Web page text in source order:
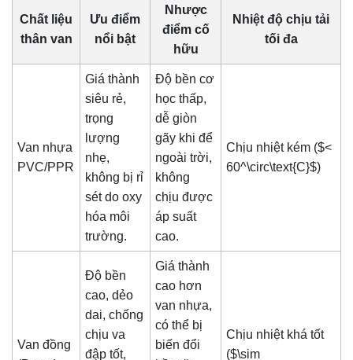
Chất liệu
thân van
Ưu điểm
nổi bật
Nhược
điểm cố
hữu
Nhiệt độ chịu tải
tối đa
Van nhựa
PVC/PPR
Giá thành
siêu rẻ,
trọng
lượng
nhẹ,
không bị rỉ
sét do oxy
hóa môi
trường.
Độ bền cơ
học thấp,
dễ giòn
gãy khi để
ngoài trời,
không
chịu được
áp suất
cao.
Chịu nhiệt kém ($<
60^\circ\text{C}$)
Van đồng
Độ bền
cao, dẻo
dai, chống
chịu va
đập tốt,
Giá thành
cao hơn
van nhựa,
có thể bị
biến đổi
Chịu nhiệt khá tốt
($\sim